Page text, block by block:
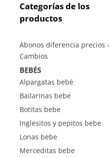
Categorías de los
productos
Abonos diferencia precios -
Cambios
BEBÉS
Alpargatas bebé
Bailarinas bebe
Botitas bebe
Inglesitos y pepitos bebe
Lonas bebe
Merceditas bebe